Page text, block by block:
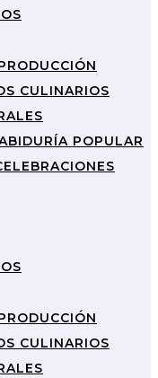
CULINARIOS
POPULAR
CULINARIOS